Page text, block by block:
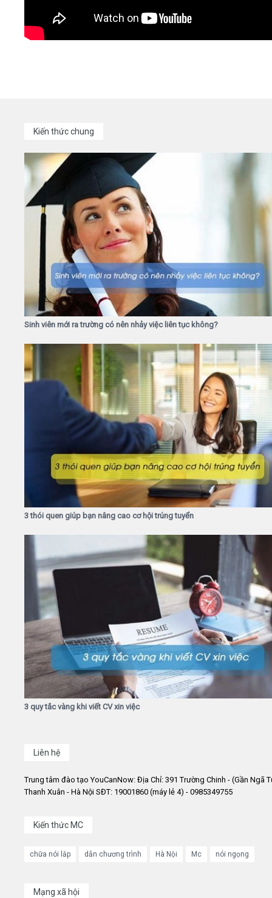
Kiến thức chung
Sinh viên mới ra trường có nên nhảy việc liên tục không?
3 thói quen giúp bạn nâng cao cơ hội trúng tuyển
3 quy tắc vàng khi viết CV xin việc
Liên hệ
Trung tâm đào tạo YouCanNow: Địa Chỉ: 391 Trường Chinh - (Gần Ngã
Thanh Xuân - Hà Nội SĐT: 19001860 (máy lẻ 4) - 0985349755
Kiến thức MC
chữa nói lắp dẫn chương trình Hà Nội Mc nói ngọng
Mạng xã hội